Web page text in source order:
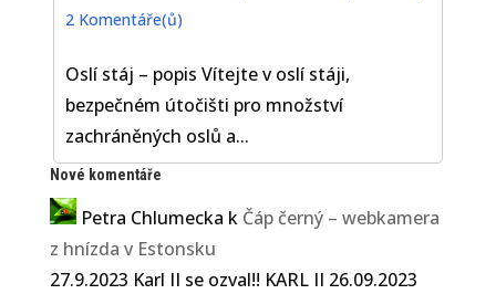
2 Komentáře(ů)
Oslí stáj – popis Vítejte v oslí stáji,
bezpečném útočišti pro množství
zachráněných oslů a...
Nové komentáře
Petra Chlumecka k Čáp černý – webkamera
z hnízda v Estonsku
27.9.2023 Karl II se ozval!! KARL II 26.09.2023